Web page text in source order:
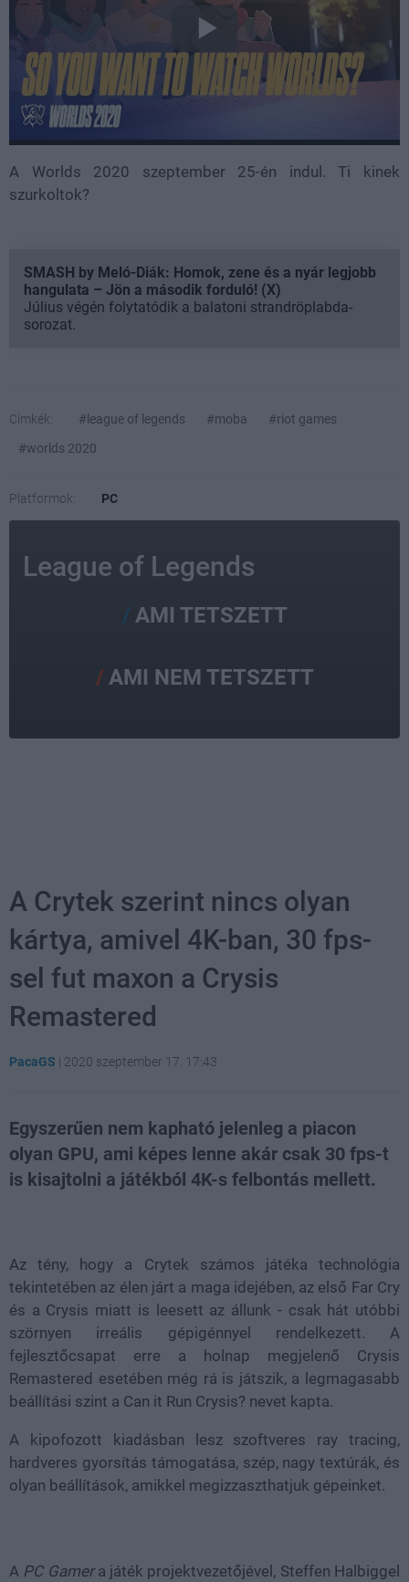
A Worlds 2020 szeptember 25-én indul. Ti kinek
szurkoltok?
SMASH by Meló-Diák: Homok, zene és a nyár legjobb
hangulata – Jön a második forduló! (X)
Július végén folytatódik a balatoni strandröplabda-
sorozat.
Címkék: #league of legends #moba
#riot games
#worlds 2020
Platformok: PC
League of Legends
AMI TETSZETT
AMI NEM TETSZETT
A Crytek szerint nincs olyan
kártya, amivel 4K-ban, 30 fps-
sel fut maxon a Crysis
Remastered
PacaGS | 2020 szeptember 17. 17:43
Egyszerűen nem kapható jelenleg a piacon
olyan GPU, ami képes lenne akár csak 30 fps-t
is kisajtolni a játékból 4K-s felbontás mellett.
Az tény, hogy a Crytek számos játéka technológia
tekintetében az élen járt a maga idejében, az első Far Cry
és a Crysis miatt is leesett az állunk - csak hát utóbbi
szörnyen irreális gépigénnyel rendelkezett. A
fejlesztőcsapat erre a holnap megjelenő Crysis
Remastered esetében még rá is játszik, a legmagasabb
beállítási szint a Can it Run Crysis? nevet kapta.
A kipofozott kiadásban lesz szoftveres ray tracing,
hardveres gyorsítás támogatása, szép, nagy textúrák, és
olyan beállítások, amikkel megizzaszthatjuk gépeinket.
A PC Gamera játék projektvezetőjével, Steffen Halbiggel